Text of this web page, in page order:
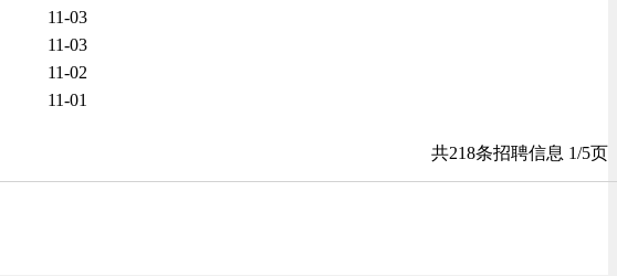
11-03
11-03
11-02
11-01
共218条招聘信息 1/5页